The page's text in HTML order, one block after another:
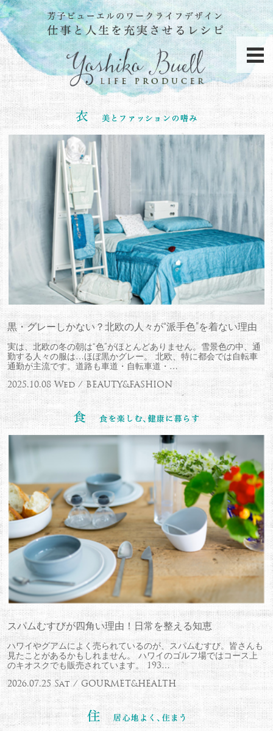
黒・グレーしかない？北欧の人々が“派手色”を着ない理由
実は、北欧の冬の朝は“色”がほとんどありません。雪景色の中、通
勤する人々の服は…ほぼ黒かグレー。 北欧、特に都会では自転車
通勤が主流です。道路も車道・自転車道・…
2025.10.08 Wed / BEAUTY&FASHION
スパムむすびが四角い理由！日常を整える知恵
ハワイやグアムによく売られているのが、スパムむすび。皆さんも
見たことがあるかもしれません。 ハワイのゴルフ場ではコース上
のキオスクでも販売されています。 193…
2026.07.25 Sat / GOURMET&HEALTH